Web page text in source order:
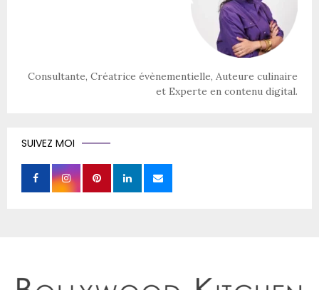
Consultante, Créatrice évènementielle, Auteure culinaire
et Experte en contenu digital.
SUIVEZ MOI